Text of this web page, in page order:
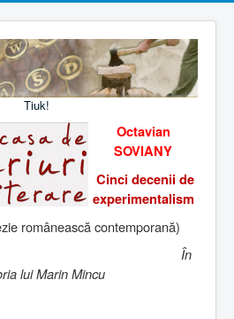
Tiuk!
Octavian
SOVIANY
Cinci decenii de
experimentalism
românească contemporană)
În
lui Marin Mincu